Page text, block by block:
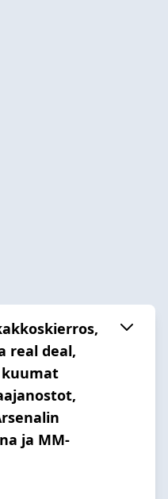
real deal,
ja MM-